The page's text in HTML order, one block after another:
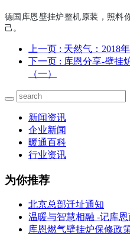
德国库恩壁挂炉整机原装， 照料
己。
上一页 : 天然气：2018
下一页 : 库恩分享-壁挂
（一）
新闻资讯
企业新闻
暖通百科
行业资讯
为你推荐
北京总部迁址通知
温暖与智慧相融 -记库
库恩燃气壁挂炉保修政